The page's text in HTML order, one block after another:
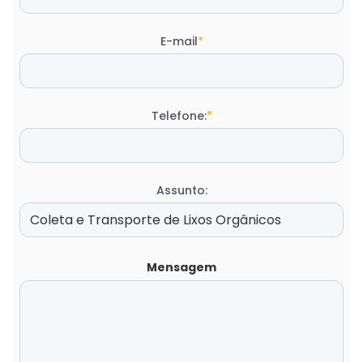
E-mail*
Telefone:*
Assunto:
Mensagem